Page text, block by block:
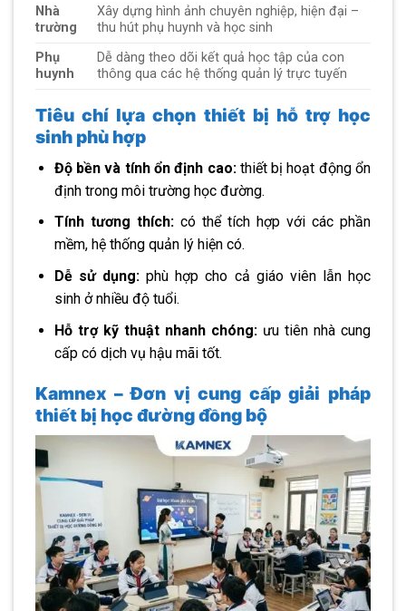
Nhà
trường
Xây dựng hình ảnh chuyên nghiệp, hiện đại –
thu hút phụ huynh và học sinh
Phụ
huynh
Dễ dàng theo dõi kết quả học tập của con
thông qua các hệ thống quản lý trực tuyến
Tiêu chí lựa chọn thiết bị hỗ trợ học
sinh phù hợp
Độ bền và tính ổn định cao:thiết bị hoạt động ổn
định trong môi trường học đường.
Tính tương thích:có thể tích hợp với các phần
mềm, hệ thống quản lý hiện có.
Dễ sử dụng: phù hợp cho cả giáo viên lẫn học
sinh ở nhiều độ tuổi.
Hỗ trợ kỹ thuật nhanh chóng:ưu tiên nhà cung
cấp có dịch vụ hậu mãi tốt.
Kamnex – Đơn vị cung cấp giải pháp
thiết bị học đường đồng bộ